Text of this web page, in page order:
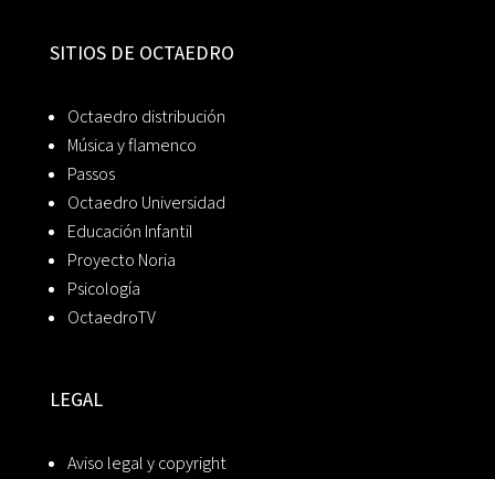
SITIOS DE OCTAEDRO
Octaedro distribución
Música y flamenco
Passos
Octaedro Universidad
Educación Infantil
Proyecto Noria
Psicología
OctaedroTV
LEGAL
Aviso legal y copyright